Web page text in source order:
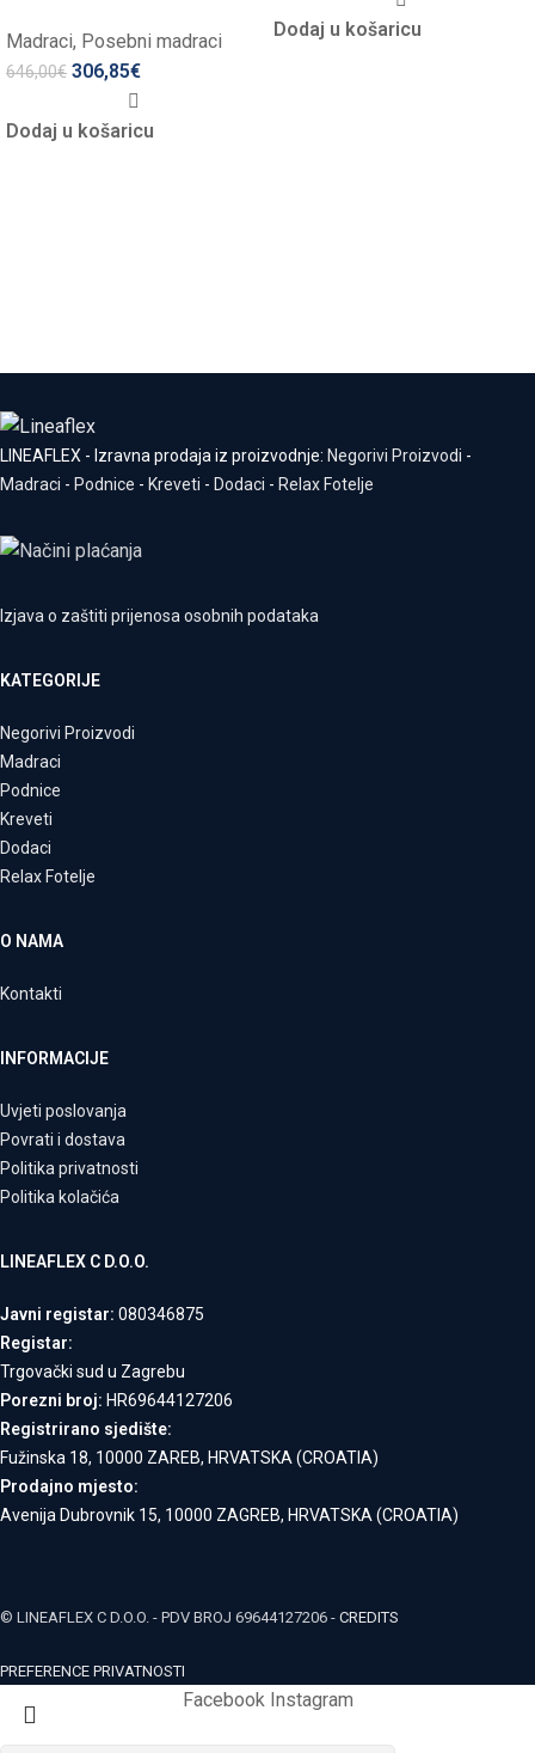
Madraci, Posebni madraci
646,00€ 306,85€
Dodaj u košaricu
Dodaj u košaricu
LINEAFLEX - Izravna prodaja iz proizvodnje: Negorivi Proizvodi -
Madraci - Podnice - Kreveti - Dodaci - Relax Fotelje
Izjava o zaštiti prijenosa osobnih podataka
KATEGORIJE
Negorivi Proizvodi
Madraci
Podnice
Kreveti
Dodaci
Relax Fotelje
O NAMA
Kontakti
INFORMACIJE
Uvjeti poslovanja
Povrati i dostava
Politika privatnosti
Politika kolačića
LINEAFLEX C D.O.O.
Javni registar: 080346875
Registar:
Trgovački sud u Zagrebu
Porezni broj: HR69644127206
Registrirano sjedište:
Fužinska 18, 10000 ZAREB, HRVATSKA (CROATIA)
Prodajno mjesto:
Avenija Dubrovnik 15, 10000 ZAGREB, HRVATSKA (CROATIA)
© LINEAFLEX C D.O.O. - PDV BROJ 69644127206 - CREDITS
PREFERENCE PRIVATNOSTI
Facebook Instagram